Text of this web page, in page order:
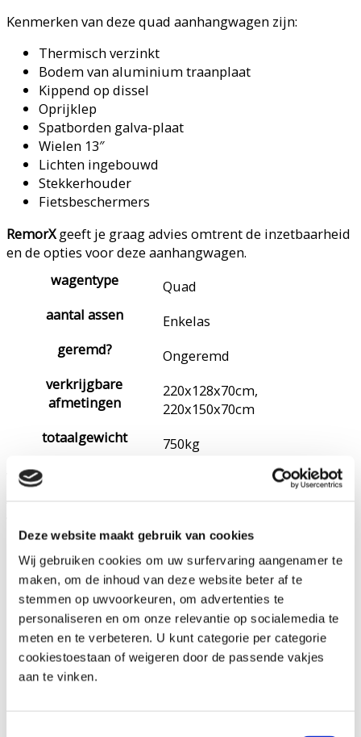
Deze website maakt gebruik van cookies
Wij gebruiken cookies om uw surfervaring aangenamer te
maken, om de inhoud van deze website beter af te
stemmen op uwvoorkeuren, om advertenties te
personaliseren en om onze relevantie op socialemedia te
meten en te verbeteren. U kunt categorie per categorie
cookiestoestaan of weigeren door de passende vakjes
aan te vinken.
Kenmerken van deze quad aanhangwagen zijn:
Thermisch verzinkt
Bodem van aluminium traanplaat
Kippend op dissel
Oprijklep
Spatborden galva-plaat
Wielen 13″
Lichten ingebouwd
Stekkerhouder
Fietsbeschermers
RemorXgeeft je graag advies omtrent de inzetbaarheid
en de opties voor deze aanhangwagen.
wagentype
Quad
aantal assen
Enkelas
geremd?
Ongeremd
verkrijgbare
afmetingen
220x128x70cm,
220x150x70cm
totaalgewicht
750kg
Vraag een offerte
Naam
Bedrijf
BTW-nummer
E-mail
Telefoon
Gewenste afmetingen